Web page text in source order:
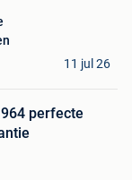
11 jul 26
perfecte